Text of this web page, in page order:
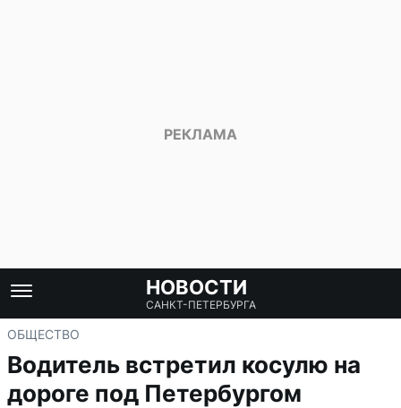
НОВОСТИ
САНКТ-ПЕТЕРБУРГА
ОБЩЕСТВО
Водитель встретил косулю на
дороге под Петербургом